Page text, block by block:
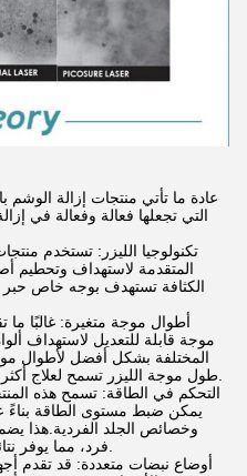
عادة ما تأتي منتجات إزالة الوشم
التي تجعلها فعالة وفعالة في
تكنولوجيا الليزر: تستخدم
المتقدمة لاستهداف وتحطيم
الكثافة تستهدف بوجه خاص
أطوال موجة متغيرة: غالبًا ما
موجة قابلة للتعديل لاستهداف
المختلفة بشكل أفضل لأطوال
التحكم في الطاقة: تسمح هذه
يمكن ضبط مستوى الطاقة
وخصائص الجلد الفردية.هذا
أوضاع نبضات متعددة: قد تقدم